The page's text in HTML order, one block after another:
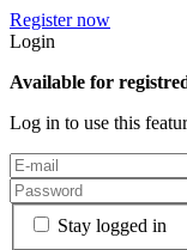
Register now
Login
Available for
Log in to use this
Stay logged in